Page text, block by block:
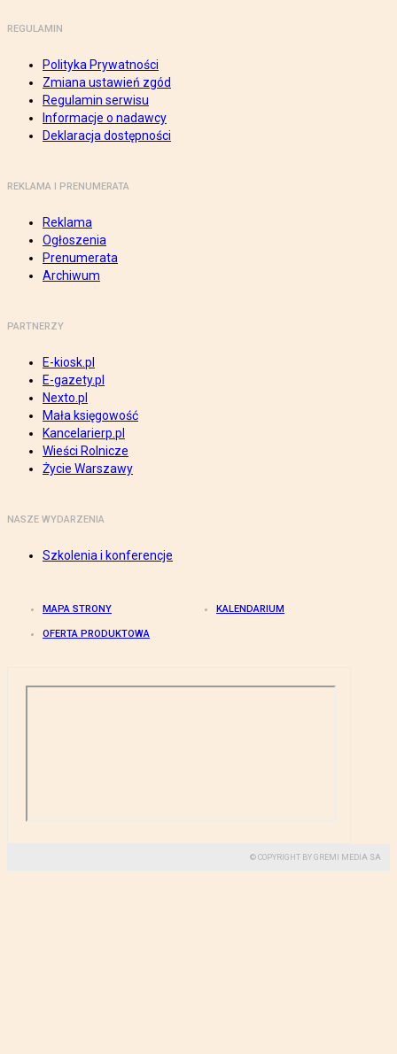
REGULAMIN
Polityka Prywatności
Zmiana ustawień zgód
Regulamin serwisu
Informacje o nadawcy
Deklaracja dostępności
REKLAMA I PRENUMERATA
Reklama
Ogłoszenia
Prenumerata
Archiwum
PARTNERZY
E-kiosk.pl
E-gazety.pl
Nexto.pl
Mała księgowość
Kancelarierp.pl
Wieści Rolnicze
Życie Warszawy
NASZE WYDARZENIA
Szkolenia i konferencje
MAPA STRONY KALENDARIUM
OFERTA PRODUKTOWA
© COPYRIGHT BY GREMI MEDIA SA